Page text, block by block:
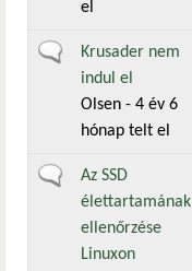
el
Általános téma
Krusader nem
indul el
Olsen - 4 év 6
hónap telt el
Általános téma
Az SSD
élettartamának
ellenőrzése
Linuxon